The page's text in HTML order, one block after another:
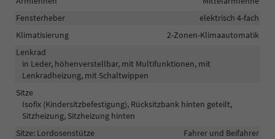
Fensterheber
elektrisch 4-fach
Klimatisierung
2-Zonen-Klimaautomatik
Lenkrad
in Leder, höhenverstellbar, mit Multifunktionen, mit
Lenkradheizung, mit Schaltwippen
Sitze
Isofix (Kindersitzbefestigung), Rücksitzbank hinten geteilt,
Sitzheizung, Sitzheizung hinten
Sitze: Lordosenstütze
Fahrer und Beifahrer